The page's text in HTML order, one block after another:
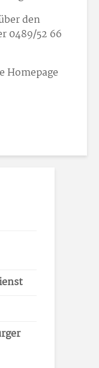
den
0489/52 66
Homepage